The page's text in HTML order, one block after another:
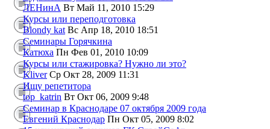
ЛЕНинА Вт Май 11, 2010 15:29
Курсы или переподготовка
Blondy katВс Апр 18, 2010 18:51
Семинары Горячкина
Катюха Пн Фев 01, 2010 10:09
Курсы или стажировка? Нужно ли это?
KliverСр Окт 28, 2009 11:31
Ищу репетитора
top_katrin Вт Окт 06, 2009 9:48
Семинар в Краснодаре 07 октября 2009 года
Евгений Краснодар Пн Окт 05, 2009 8:02